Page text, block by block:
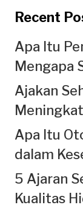
Recent
Apa Itu
Mengapa
Ajakan
Apa Itu
dalam
5 Ajaran
Kualitas